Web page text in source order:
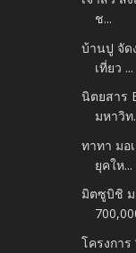
ช...
บ้านปู จัด
เที่ยว ...
นิตยสาร
มหาวิท
ทาทา มอ
ยุคให...
มิตซูบิชิ ม
โครงการ